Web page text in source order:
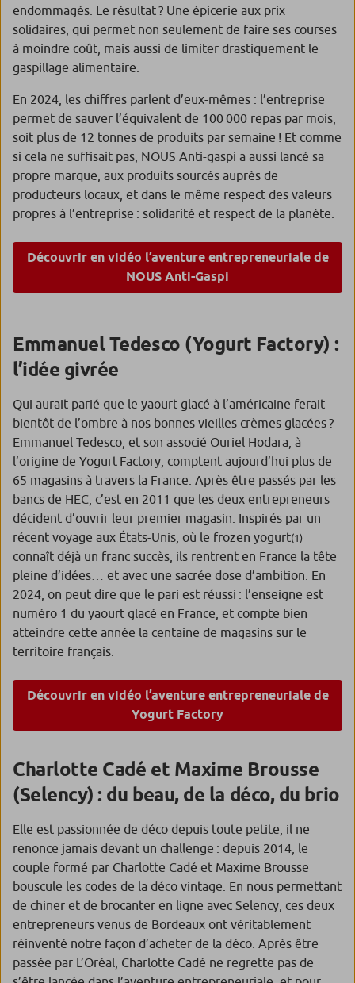
endommagés. Le résultat ? Une épicerie aux prix
solidaires, qui permet non seulement de faire ses courses
à moindre coût, mais aussi de limiter drastiquement le
gaspillage alimentaire.
En 2024, les chiffres parlent d’eux-mêmes : l’entreprise
permet de sauver l’équivalent de 100 000 repas par mois,
soit plus de 12 tonnes de produits par semaine ! Et comme
si cela ne suffisait pas, NOUS Anti-gaspi a aussi lancé sa
propre marque, aux produits sourcés auprès de
producteurs locaux, et dans le même respect des valeurs
propres à l’entreprise : solidarité et respect de la planète.
Découvrir en vidéo l’aventure entrepreneuriale de
NOUS Anti-Gaspi
Emmanuel Tedesco (Yogurt Factory) :
l’idée givrée
Qui aurait parié que le yaourt glacé à l’américaine ferait
bientôt de l’ombre à nos bonnes vieilles crèmes glacées ?
Emmanuel Tedesco, et son associé Ouriel Hodara, à
l’origine de Yogurt Factory, comptent aujourd’hui plus de
65 magasins à travers la France. Après être passés par les
bancs de HEC, c’est en 2011 que les deux entrepreneurs
décident d’ouvrir leur premier magasin. Inspirés par un
récent voyage aux États-Unis, où le frozen yogurt(1)
connaît déjà un franc succès, ils rentrent en France la tête
pleine d’idées… et avec une sacrée dose d’ambition. En
2024, on peut dire que le pari est réussi : l’enseigne est
numéro 1 du yaourt glacé en France, et compte bien
atteindre cette année la centaine de magasins sur le
territoire français.
Découvrir en vidéo l’aventure entrepreneuriale de
Yogurt Factory
Charlotte Cadé et Maxime Brousse
(Selency) : du beau, de la déco, du brio
Elle est passionnée de déco depuis toute petite, il ne
renonce jamais devant un challenge : depuis 2014, le
couple formé par Charlotte Cadé et Maxime Brousse
bouscule les codes de la déco vintage. En nous permettant
de chiner et de brocanter en ligne avec Selency, ces deux
entrepreneurs venus de Bordeaux ont véritablement
réinventé notre façon d’acheter de la déco. Après être
passée par L’Oréal, Charlotte Cadé ne regrette pas de